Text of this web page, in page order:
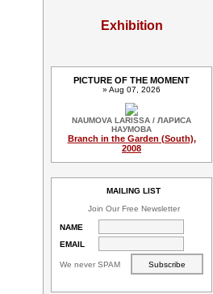
Exhibition
PICTURE OF THE MOMENT
» Aug 07, 2026
NAUMOVA LARISSA / ЛАРИСА
НАУМОВА
Branch in the Garden (South),
2008
MAILING LIST
Join Our Free Newsletter
NAME
EMAIL
We never SPAM